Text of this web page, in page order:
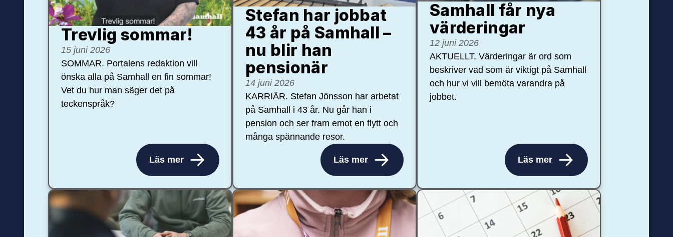
Trevlig sommar!
15 juni 2026
SOMMAR. Portalens redaktion vill
önska alla på Samhall en fin sommar!
Vet du hur man säger det på
teckenspråk?
Läs mer
Stefan har jobbat
43 år på Samhall –
nu blir han
pensionär
14 juni 2026
KARRIÄR. Stefan Jönsson har arbetat
på Samhall i 43 år. Nu går han i
pension och ser fram emot en flytt och
många spännande resor.
Läs mer
Samhall får nya
värdering­ar
12 juni 2026
AKTUELLT. Värderingar är ord som
beskriver vad som är viktigt på Samhall
och hur vi vill bemöta varandra på
jobbet.
Läs mer